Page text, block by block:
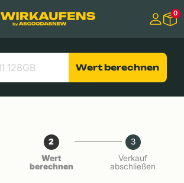
0
Wert berechnen
2
Wert
berechnen
3
Verkauf
abschließen